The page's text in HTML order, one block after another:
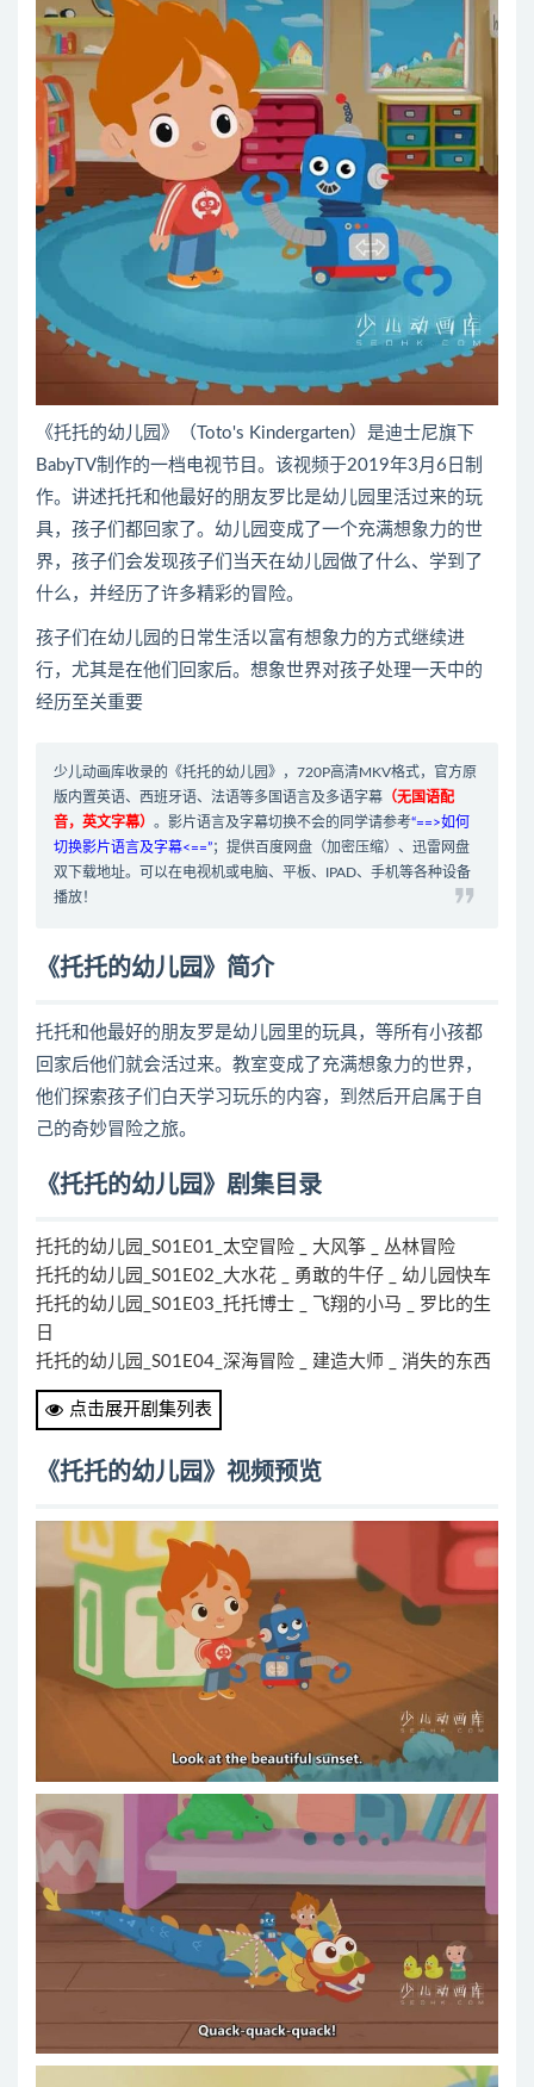
《托托的幼儿园》（Toto's Kindergarten）是迪士尼旗下
BabyTV制作的一档电视节目。该视频于2019年3月6日制
作。讲述托托和他最好的朋友罗比是幼儿园里活过来的玩
具，孩子们都回家了。幼儿园变成了一个充满想象力的世
界，孩子们会发现孩子们当天在幼儿园做了什么、学到了
什么，并经历了许多精彩的冒险。
孩子们在幼儿园的日常生活以富有想象力的方式继续进
行，尤其是在他们回家后。想象世界对孩子处理一天中的
经历至关重要
少儿动画库收录的《托托的幼儿园》，720P高清MKV格式，官方原
版内置英语、西班牙语、法语等多国语言及多语字幕 （无国语配
音，英文字幕） 。影片语言及字幕切换不会的同学请参考“==>如何
切换影片语言及字幕<==”；提供百度网盘（加密压缩）、迅雷网盘
双下载地址。可以在电视机或电脑、平板、IPAD、手机等各种设备
播放！
《托托的幼儿园》简介
托托和他最好的朋友罗是幼儿园里的玩具，等所有小孩都
回家后他们就会活过来。教室变成了充满想象力的世界，
他们探索孩子们白天学习玩乐的内容，到然后开启属于自
己的奇妙冒险之旅。
《托托的幼儿园》剧集目录
托托的幼儿园_S01E01_太空冒险 _ 大风筝 _ 丛林冒险
托托的幼儿园_S01E02_大水花 _ 勇敢的牛仔 _ 幼儿园快车
托托的幼儿园_S01E03_托托博士 _ 飞翔的小马 _ 罗比的生
日
托托的幼儿园_S01E04_深海冒险 _ 建造大师 _ 消失的东西
托托的幼儿园_S01E05_消防车 _ 机器人舞 _ 机器人宝宝
托托的幼儿园_S01E06_垃圾怪兽 _ 收银机
点击展开剧集列表
《托托的幼儿园》视频预览